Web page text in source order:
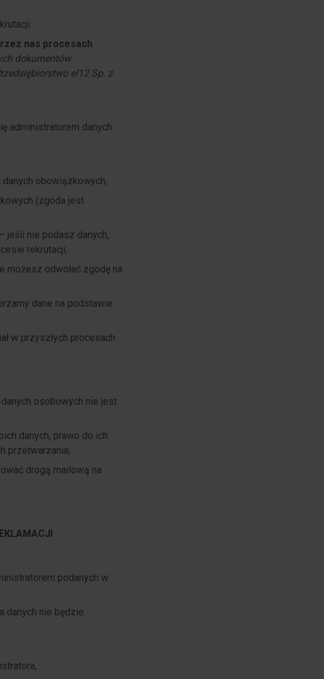
nas procesach
dokumentów
el12 Sp. z
administratorem danych
obowiązkowych,
(zgoda jest
jeśli nie podasz danych,
rekrutacji;
możesz odwołać zgodę na
dane na podstawie
w przyszłych procesach
osobowych nie jest
danych, prawo do ich
przetwarzania;
drogą mailową na
podanych w
danych nie będzie